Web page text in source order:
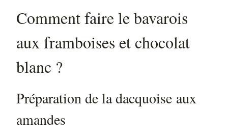
Comment faire le bavarois
aux framboises et chocolat
blanc ?
Préparation de la dacquoise aux
amandes